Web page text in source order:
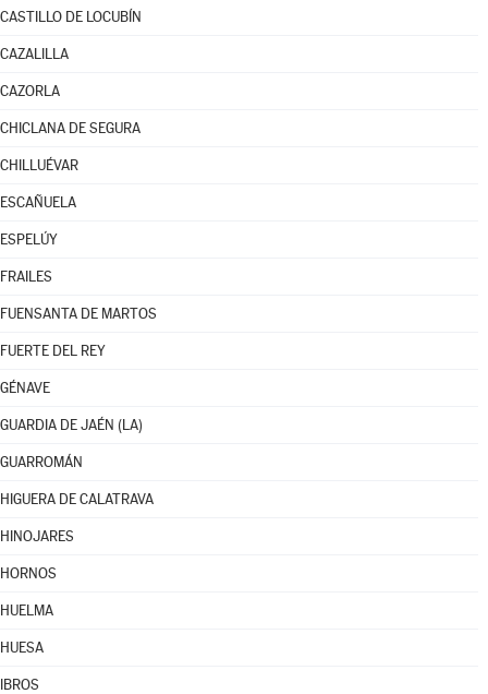
CASTILLO DE LOCUBÍN
CAZALILLA
CAZORLA
CHICLANA DE SEGURA
CHILLUÉVAR
ESCAÑUELA
ESPELÚY
FRAILES
FUENSANTA DE MARTOS
FUERTE DEL REY
GÉNAVE
GUARDIA DE JAÉN (LA)
GUARROMÁN
HIGUERA DE CALATRAVA
HINOJARES
HORNOS
HUELMA
HUESA
IBROS